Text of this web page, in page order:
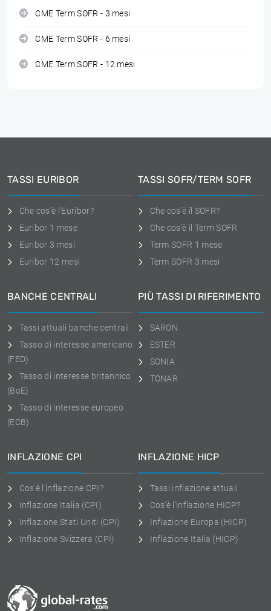
CME Term SOFR - 3 mesi
CME Term SOFR - 6 mesi
CME Term SOFR - 12 mesi
TASSI EURIBOR
Che cos'è l'Euribor?
Euribor 1 mese
Euribor 3 mesi
Euribor 12 mesi
TASSI SOFR/TERM SOFR
Che cos'è il SOFR?
Che cos'è il Term SOFR
Term SOFR 1 mese
Term SOFR 3 mesi
BANCHE CENTRALI
Tassi attuali banche centrali
Tasso di interesse americano
(FED)
Tasso di interesse britannico
(BoE)
Tasso di interesse europeo
(ECB)
PIÙ TASSI DI RIFERIMENTO
SARON
ESTER
SONIA
TONAR
INFLAZIONE CPI
Cos'è l'inflazione CPI?
Inflazione Italia (CPI)
Inflazione Stati Uniti (CPI)
Inflazione Svizzera (CPI)
INFLAZIONE HICP
Tassi inflazione attuali
Cos'è l'inflazione HICP?
Inflazione Europa (HICP)
Inflazione Italia (HICP)